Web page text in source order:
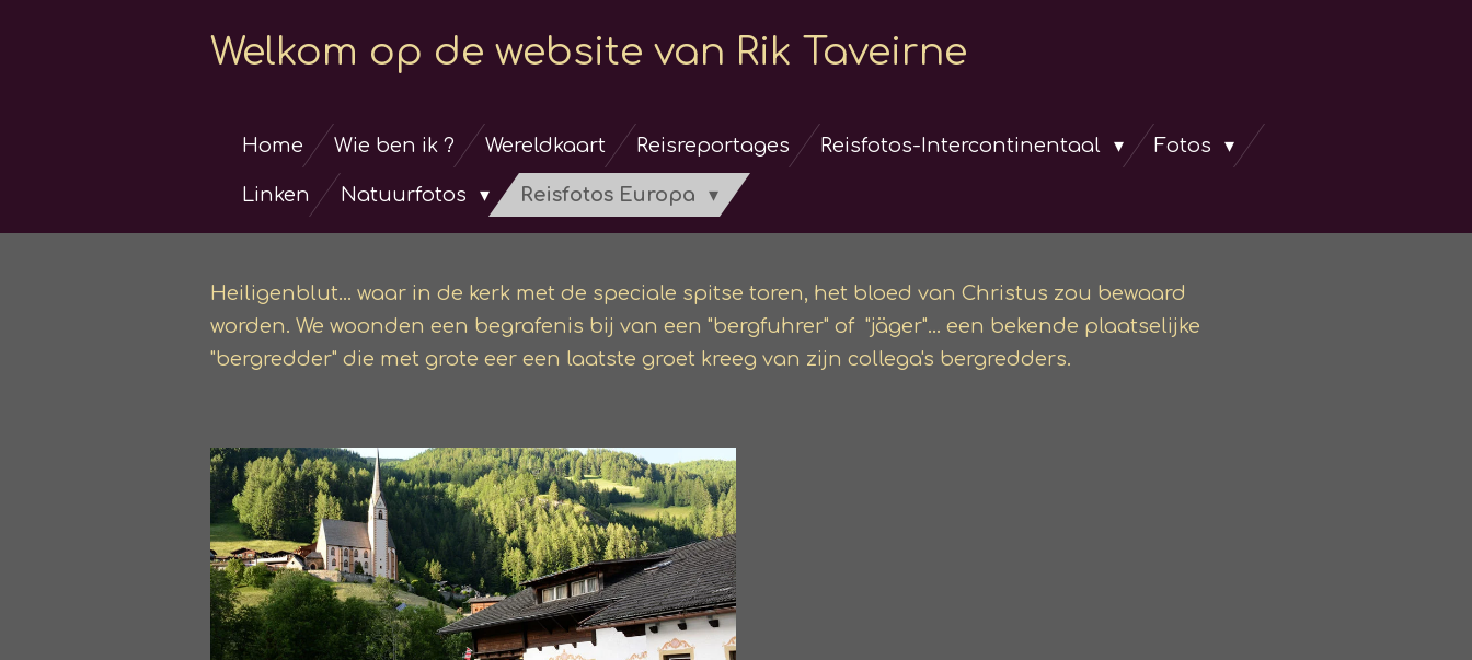
Welkom op de website van Rik Taveirne
Home Wie ben ik ? Wereldkaart Reisreportages Reisfotos-Intercontinentaal Fotos
Linken Natuurfotos Reisfotos Europa
Heiligenblut... waar in de kerk met de speciale spitse toren, het bloed van Christus zou bewaard
worden. We woonden een begrafenis bij van een "bergfuhrer" of "jäger"... een bekende plaatselijke
"bergredder" die met grote eer een laatste groet kreeg van zijn collega's bergredders.